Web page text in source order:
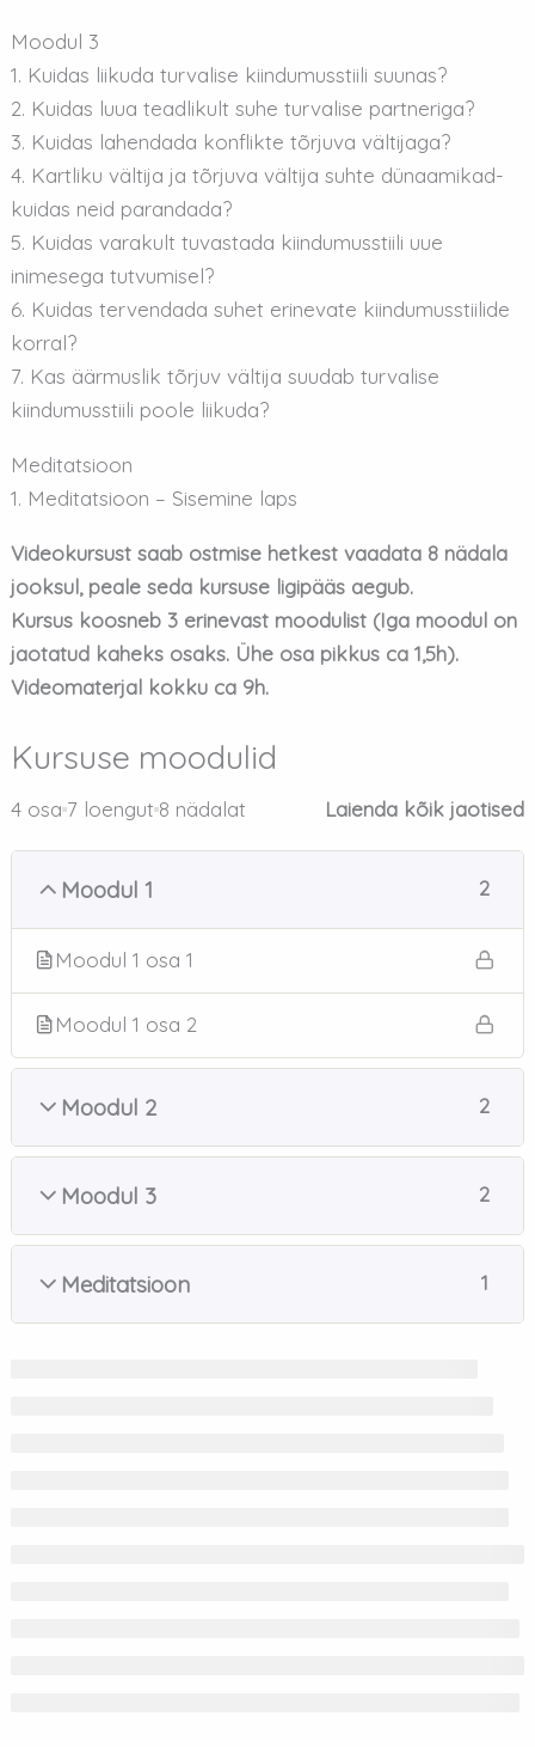
Moodul 3
1. Kuidas liikuda turvalise kiindumusstiili suunas?
2. Kuidas luua teadlikult suhe turvalise partneriga?
3. Kuidas lahendada konflikte tõrjuva vältijaga?
4. Kartliku vältija ja tõrjuva vältija suhte dünaamikad-
kuidas neid parandada?
5. Kuidas varakult tuvastada kiindumusstiili uue
inimesega tutvumisel?
6. Kuidas tervendada suhet erinevate kiindumusstiilide
korral?
7. Kas äärmuslik tõrjuv vältija suudab turvalise
kiindumusstiili poole liikuda?
Meditatsioon
1. Meditatsioon – Sisemine laps
Videokursust saab ostmise hetkest vaadata 8 nädala
jooksul, peale seda kursuse ligipääs aegub.
Kursus koosneb 3 erinevast moodulist (Iga moodul on
jaotatud kaheks osaks. Ühe osa pikkus ca 1,5h).
Videomaterjal kokku ca 9h.
Kursuse moodulid
4 osa 7 loengut 8 nädalat Laienda kõik jaotised
Moodul 1 2
Moodul 1 osa 1
Moodul 1 osa 2
Moodul 2 2
Moodul 3 2
Meditatsioon 1